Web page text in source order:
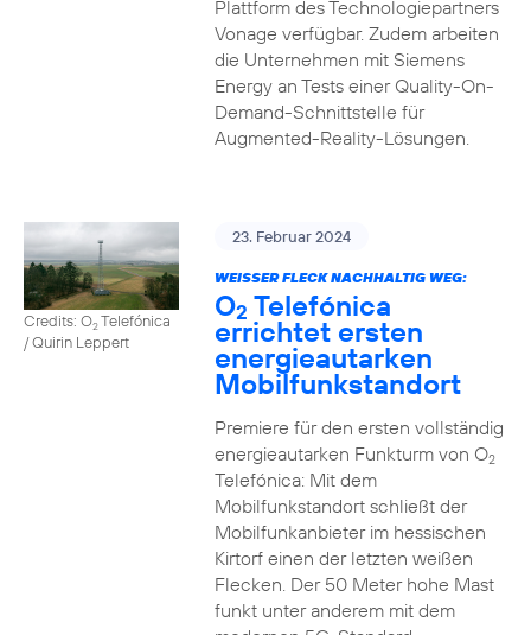
Plattform des Technologiepartners
Vonage verfügbar. Zudem arbeiten
die Unternehmen mit Siemens
Energy an Tests einer Quality-On-
Demand-Schnittstelle für
Augmented-Reality-Lösungen.
Credits: O2Telefónica
/ Quirin Leppert
23. Februar 2024
WEISSER FLECK NACHHALTIG WEG:
O2 Telefónica
errichtet ersten
energieautarken
Mobilfunkstandort
Premiere für den ersten vollständig
energieautarken Funkturm von O2
Telefónica: Mit dem
Mobilfunkstandort schließt der
Mobilfunkanbieter im hessischen
Kirtorf einen der letzten weißen
Flecken. Der 50 Meter hohe Mast
funkt unter anderem mit dem